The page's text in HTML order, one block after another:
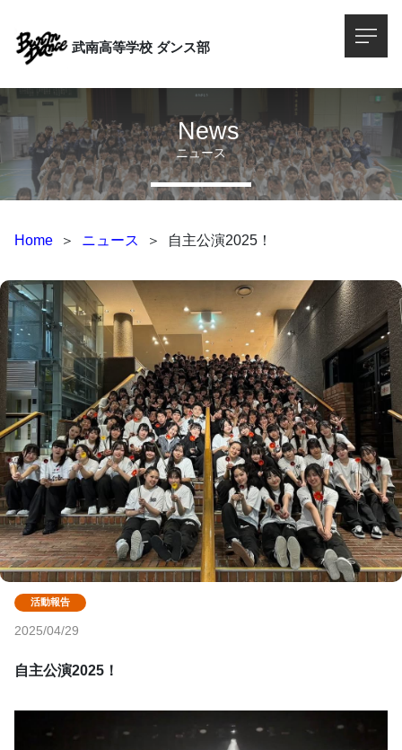
武南高等学校 ダンス部
ニュース
News
Home ＞ ニュース ＞ 自主公演2025！
2025/04/29
自主公演2025！